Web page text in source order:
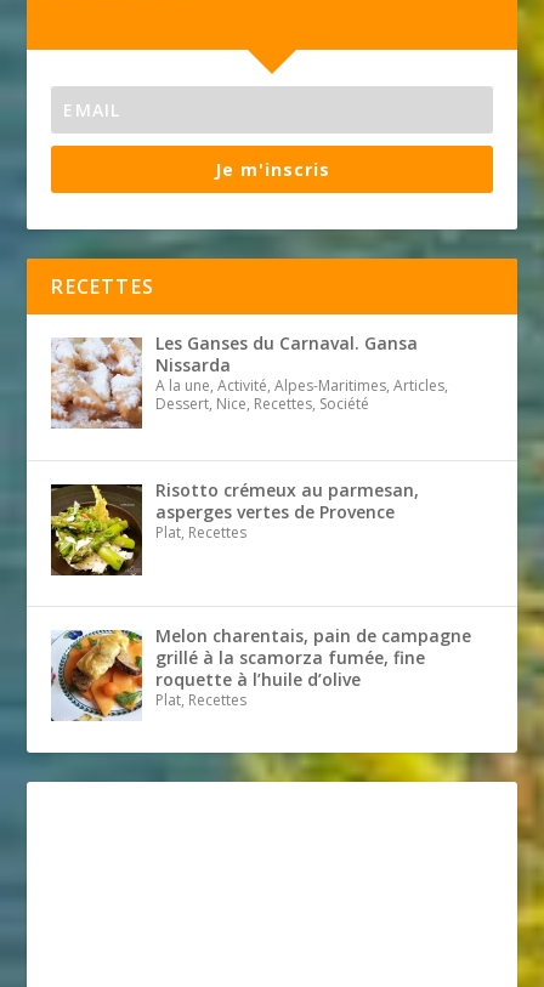
Je m'inscris
RECETTES
Les Ganses du Carnaval. Gansa
Nissarda
A la une, Activité, Alpes-Maritimes, Articles,
Dessert, Nice, Recettes, Société
Risotto crémeux au parmesan,
asperges vertes de Provence
Plat, Recettes
Melon charentais, pain de campagne
grillé à la scamorza fumée, fine
roquette à l’huile d’olive
Plat, Recettes